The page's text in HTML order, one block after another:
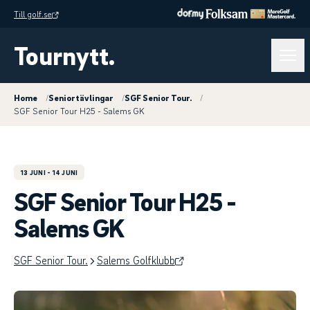
Till golf.se
Tournytt.
Home /Seniortävlingar /SGF Senior Tour.
/
SGF Senior Tour H25 - Salems GK
13 JUNI - 14 JUNI
SGF Senior Tour H25 -
Salems GK
SGF Senior Tour. Salems Golfklubb